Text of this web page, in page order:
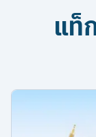
แท็